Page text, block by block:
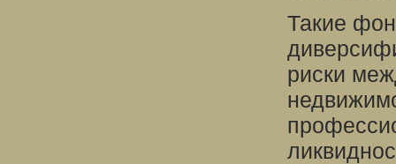
Такие
риски